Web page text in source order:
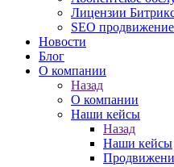
Лицензии
SEO
Новости
Блог
О компании
Назад
О компании
Наши кейсы
Назад
Наши кейсы